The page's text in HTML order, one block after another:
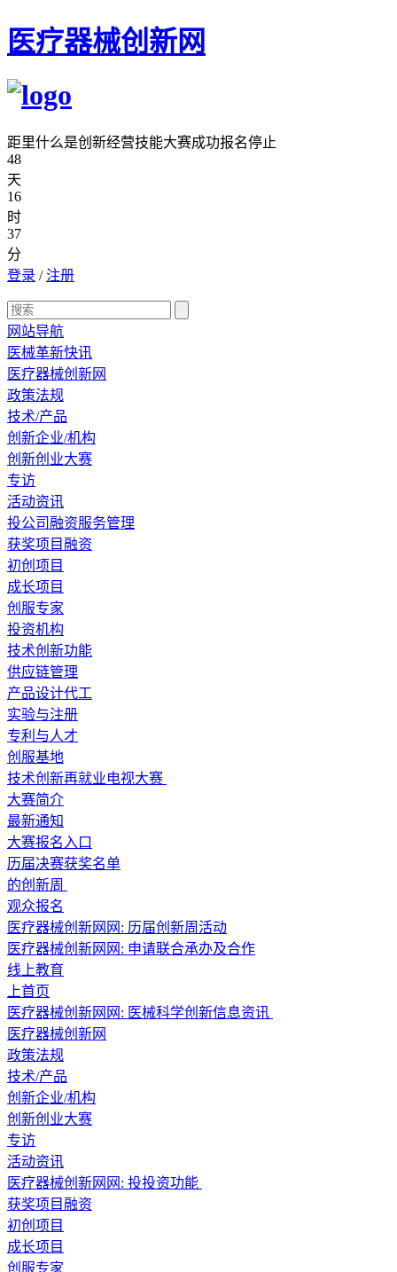
医疗器械创新网
距里什么是创新经营技能大赛成功报名停止
48
天
16
时
37
分
登录 /注册
网站导航
医械革新快讯
医疗器械创新网
政策法规
技术/产品
创新企业/机构
创新创业大赛
专访
活动资讯
投公司融资服务管理
获奖项目融资
初创项目
成长项目
创服专家
投资机构
技术创新功能
供应链管理
产品设计代工
实验与注册
专利与人才
创服基地
技术创新再就业电视大赛
大赛简介
最新通知
大赛报名入口
历届决赛获奖名单
的创新周
观众报名
医疗器械创新网网: 历届创新周活动
医疗器械创新网网: 申请联合承办及合作
线上教育
上首页
医疗器械创新网网: 医械科学创新信息资讯
医疗器械创新网
政策法规
技术/产品
创新企业/机构
创新创业大赛
专访
活动资讯
医疗器械创新网网: 投投资功能
获奖项目融资
初创项目
成长项目
创服专家